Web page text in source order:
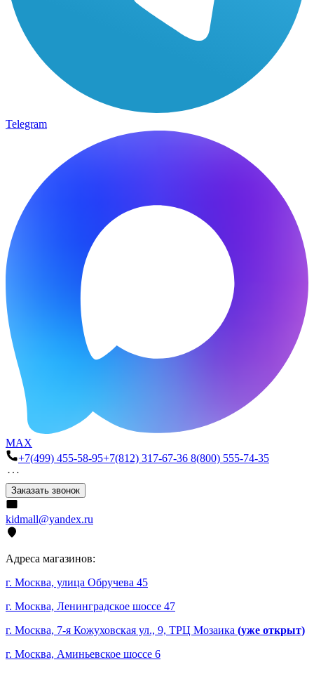
Telegram
MAX
+7(499) 455-58-95+7(812) 317-67-36 8(800) 555-74-35
Заказать звонок
kidmall@yandex.ru
Адреса магазинов:
г. Москва, улица Обручева 45
г. Москва, Ленинградское шоссе 47
г. Москва, 7-я Кожуховская ул., 9, ТРЦ Мозаика (уже открыт)
г. Москва, Аминьевское шоссе 6